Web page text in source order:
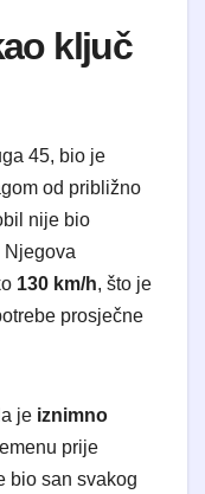
ključ
45, bio je
od približno
nije bio
Njegova
130 km/h, što je
prosječne
je iznimno
prije
bio san svakog